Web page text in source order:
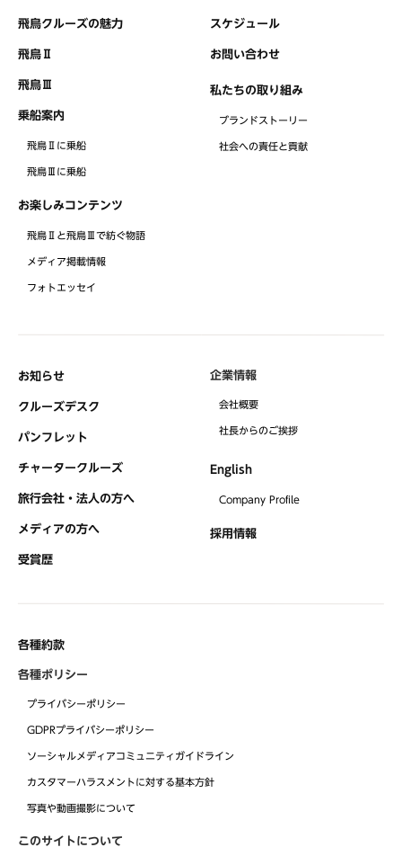
飛鳥クルーズの魅力
飛鳥Ⅱ
飛鳥Ⅲ
乗船案内
飛鳥Ⅱに乗船
飛鳥Ⅲに乗船
お楽しみコンテンツ
飛鳥Ⅱと飛鳥Ⅲで紡ぐ物語
メディア掲載情報
フォトエッセイ
スケジュール
お問い合わせ
私たちの取り組み
ブランドストーリー
社会への責任と貢献
お知らせ
クルーズデスク
パンフレット
チャータークルーズ
旅行会社・法人の方へ
メディアの方へ
受賞歴
企業情報
会社概要
社⻑からのご挨拶
English
Company Profile
採用情報
各種約款
各種ポリシー
プライバシーポリシー
GDPRプライバシーポリシー
ソーシャルメディアコミュニティガイドライン
カスタマーハラスメントに対する基本方針
写真や動画撮影について
このサイトについて